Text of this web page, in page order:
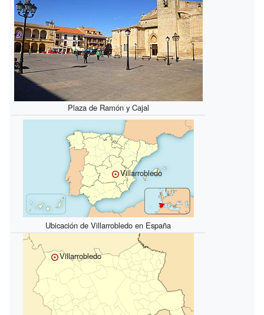
Plaza de Ramón y Cajal
Villarrobledo
Ubicación de Villarrobledo en España
Villarrobledo